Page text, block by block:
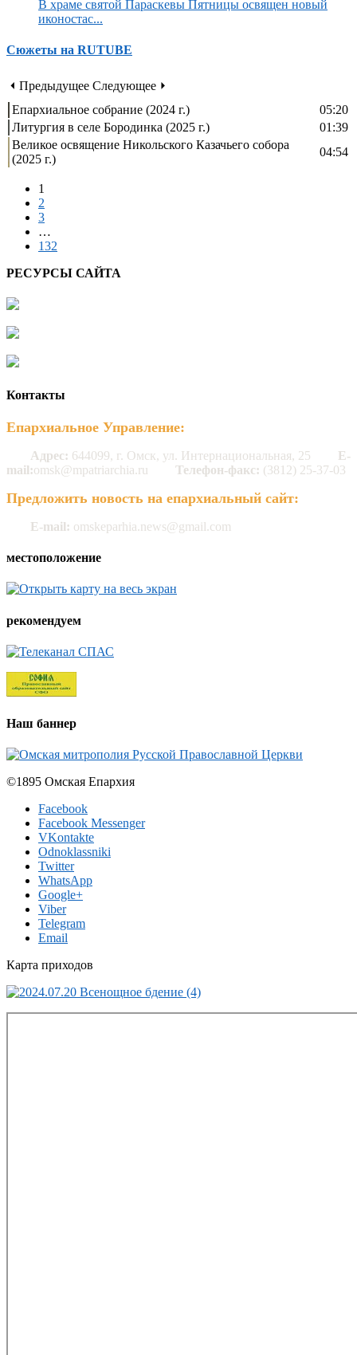
В храме святой Параскевы Пятницы освящен новый
иконостас...
Сюжеты на RUTUBE
⏴ Предыдущее Следующее ⏵
Епархиальное собрание (2024 г.)
05:20
Литургия в селе Бородинка (2025 г.)
01:39
Великое освящение Никольского Казачьего собора
(2025 г.)
04:54
1
2
3
…
132
РЕСУРСЫ САЙТА
Контакты
Епархиальное Управление:
Адрес: 644099, г. Омск, ул. Интернациональная, 25
E-
mail:omsk@mpatriarchia.ru Телефон-факс: (3812) 25-37-03
Предложить новость на епархиальный сайт:
E-mail: omskeparhia.news@gmail.com
местоположение
рекомендуем
Наш баннер
©1895 Омская Епархия
Facebook
Facebook Messenger
VKontakte
Odnoklassniki
Twitter
WhatsApp
Google+
Viber
Telegram
Email
Карта приходов